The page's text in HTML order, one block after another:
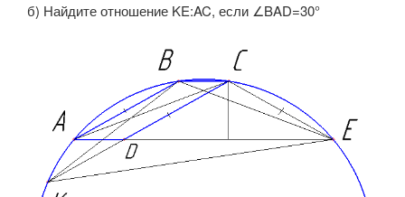
б) Найдите отношение KE:AC, если ∠BAD=30°